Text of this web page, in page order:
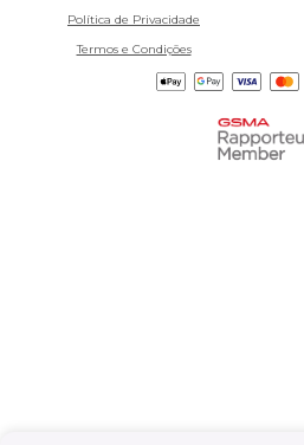
Política de Privacidade
Termos e Condições